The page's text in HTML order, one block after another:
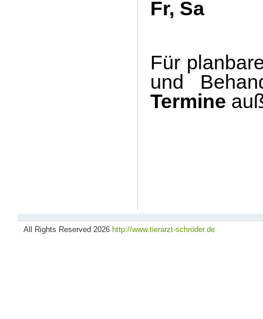
Fr, Sa
Für
und
Termine
All Rights Reserved 2026 http://www.tierarzt-schröder.de